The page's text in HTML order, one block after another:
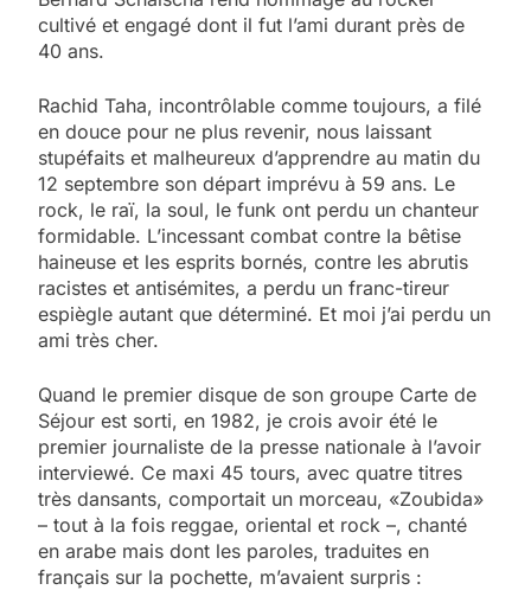
cultivé et engagé dont il fut l’ami durant près de
40 ans.
Rachid Taha, incontrôlable comme toujours, a filé
en douce pour ne plus revenir, nous laissant
stupéfaits et malheureux d’apprendre au matin du
12 septembre son départ imprévu à 59 ans. Le
rock, le raï, la soul, le funk ont perdu un chanteur
formidable. L’incessant combat contre la bêtise
haineuse et les esprits bornés, contre les abrutis
racistes et antisémites, a perdu un franc-tireur
espiègle autant que déterminé. Et moi j’ai perdu un
ami très cher.
Quand le premier disque de son groupe Carte de
Séjour est sorti, en 1982, je crois avoir été le
premier journaliste de la presse nationale à l’avoir
interviewé. Ce maxi 45 tours, avec quatre titres
très dansants, comportait un morceau, «Zoubida»
– tout à la fois reggae, oriental et rock –, chanté
en arabe mais dont les paroles, traduites en
français sur la pochette, m’avaient surpris :